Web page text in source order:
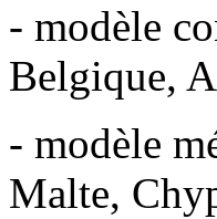
- modèle
Belgique,
- modèle
Malte,